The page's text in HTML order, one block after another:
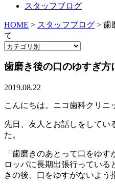
スタッフブログ
HOME > スタッフブログ > 歯
て
歯磨き後の口のゆすぎ方
2019.08.22
こんにちは。ニコ歯科クリニ
先日、友人とお話しをしてい
た。
「歯磨きのあとって口をゆ
ロッパに長期出張行っている
きの後、口をゆすがないよう